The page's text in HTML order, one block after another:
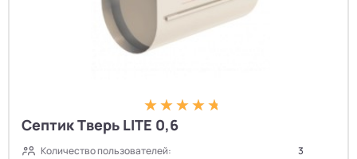
Септик Тверь LITE 0,6
Количество пользователей:
3